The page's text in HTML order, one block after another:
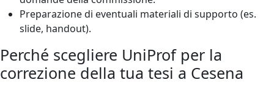
Preparazione di eventuali materiali di supporto (es.
slide, handout).
Perché scegliere UniProf per la
correzione della tua tesi a Cesena